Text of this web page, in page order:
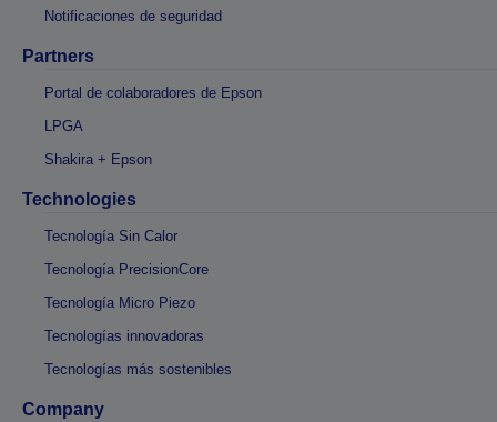
Notificaciones de seguridad
Partners
Portal de colaboradores de Epson
LPGA
Shakira + Epson
Technologies
Tecnología Sin Calor
Tecnología PrecisionCore
Tecnología Micro Piezo
Tecnologías innovadoras
Tecnologías más sostenibles
Company